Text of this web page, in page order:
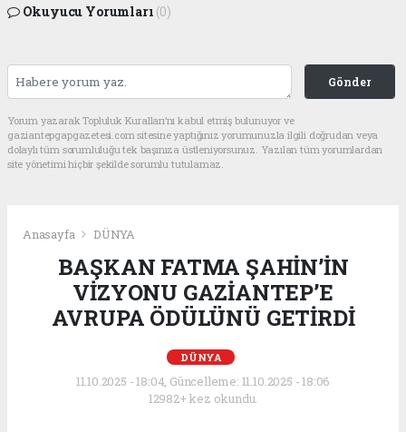
Okuyucu Yorumları (0)
Gönder
Yorum yazarak Topluluk Kuralları’nı kabul etmiş bulunuyor ve
gaziantepgapgazetesi.com sitesine yaptığınız yorumunuzla ilgili doğrudan veya
dolaylı tüm sorumluluğu tek başınıza üstleniyorsunuz. Yazılan tüm yorumlardan
site yönetimi hiçbir şekilde sorumlu tutulamaz.
Anasayfa DÜNYA
BAŞKAN FATMA ŞAHİN’İN
VİZYONU GAZİANTEP’E
AVRUPA ÖDÜLÜNÜ GETİRDİ
DÜNYA
11.10.2025 - 18:04, Güncelleme: 11.10.2025 - 18:06
12982+ kez okundu.